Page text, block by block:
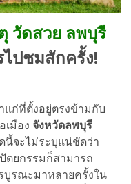
วัดสวย ลพบุรี
ปชมสักครั้ง!
แก่ที่ตั้งอยู่ตรงข้ามกับ
เมือง จังหวัดลพบุรี
นี้จะไม่ระบุแน่ชัดว่า
ตยกรรมก็สามารถ
บูรณะมาหลายครั้งใน